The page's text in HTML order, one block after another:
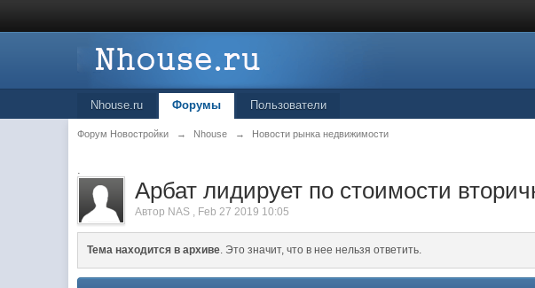
Nhouse.ru Форумы Пользователи
Форум Новостройки → Nhouse → Новости рынка недвижимости
.
Арбат лидирует по стоимости
Автор NAS , Feb 27 2019 10:05
Тема находится в архиве. Это значит, что в нее нельзя ответить.